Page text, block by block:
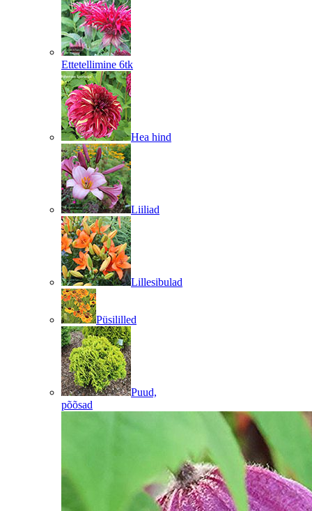
Ettetellimine 6tk
Hea hind
Liiliad
Lillesibulad
Püsililled
Puud,
põõsad